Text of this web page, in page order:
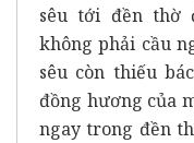
sêu tới đền thờ
không phải cầu
sêu còn thiếu
đồng hương của
ngay trong đền